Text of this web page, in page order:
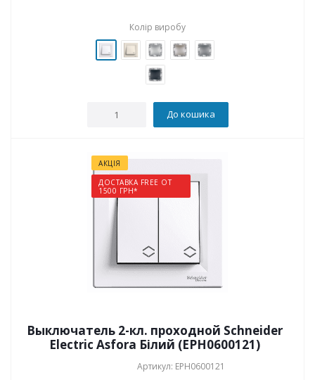
Колір виробу
До кошика
АКЦІЯ
ДОСТАВКА FREE ОТ
1500 ГРН*
Выключатель 2-кл. проходной Schneider
Electric Asfora Білий (EPH0600121)
Артикул: EPH0600121